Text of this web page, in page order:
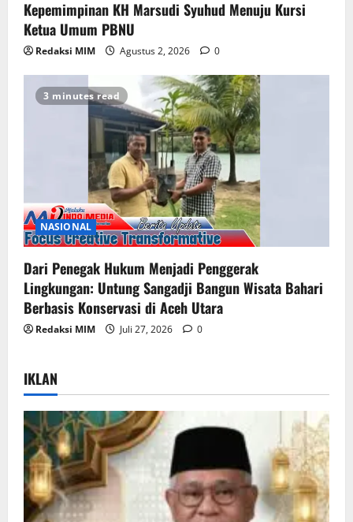
Kepemimpinan KH Marsudi Syuhud Menuju Kursi
Ketua Umum PBNU
Redaksi MIM Agustus 2, 2026 0
3 minutes read
NASIONAL
Dari Penegak Hukum Menjadi Penggerak
Lingkungan: Untung Sangadji Bangun Wisata Bahari
Berbasis Konservasi di Aceh Utara
Redaksi MIM Juli 27, 2026 0
IKLAN